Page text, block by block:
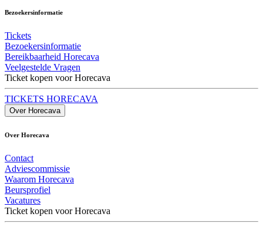
Bezoekersinformatie
Tickets
Bezoekersinformatie
Bereikbaarheid Horecava
Veelgestelde Vragen
Ticket kopen voor Horecava
TICKETS HORECAVA
Over Horecava
Over Horecava
Contact
Adviescommissie
Waarom Horecava
Beursprofiel
Vacatures
Ticket kopen voor Horecava